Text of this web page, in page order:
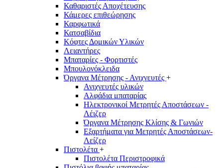
Καθαριστές Αποχέτευσης
Κάμερες επιθεώρησης
Καρφωτικά
Κατσαβίδια
Κόφτες Δομικών Υλικών
Λειαντήρες
Μπαταρίες - Φορτιστές
Μπουλονόκλειδα
Όργανα Μέτρησης - Ανιχνευτές +
Ανιχνευτές υλικών
Αλφάδια μπαταρίας
Ηλεκτρονικοί Μετρητές Αποστάσεων -
Λέιζερ
Όργανα Μέτρησης Κλίσης & Γωνιών
Εξαρτήματα για Μετρητές Αποστάσεων-
Λείζερ
Πιστολέτα +
Πιστολέτα Περιστροφικά